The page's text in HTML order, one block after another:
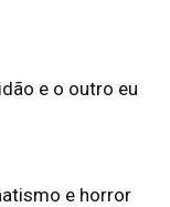
e o outro eu
e horror